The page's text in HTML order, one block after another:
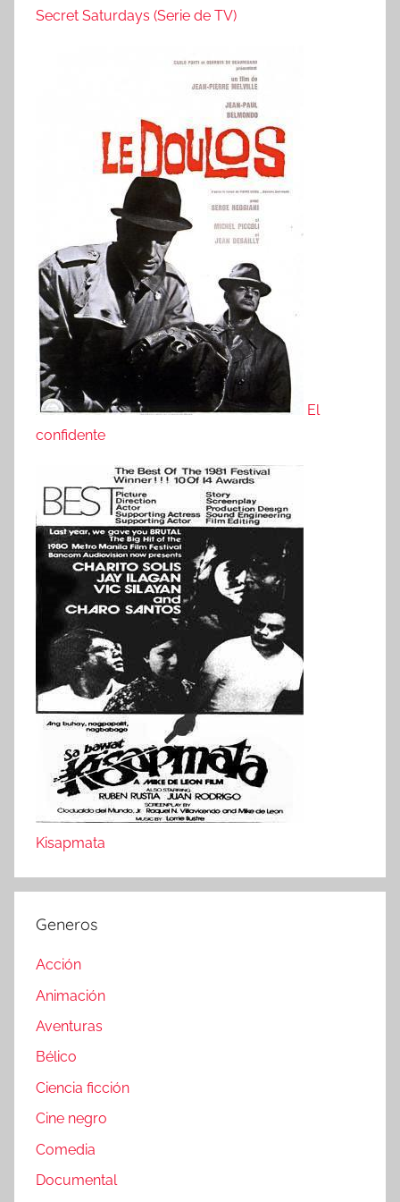
Secret Saturdays (Serie de TV)
El
confidente
Kisapmata
Generos
Acción
Animación
Aventuras
Bélico
Ciencia ficción
Cine negro
Comedia
Documental